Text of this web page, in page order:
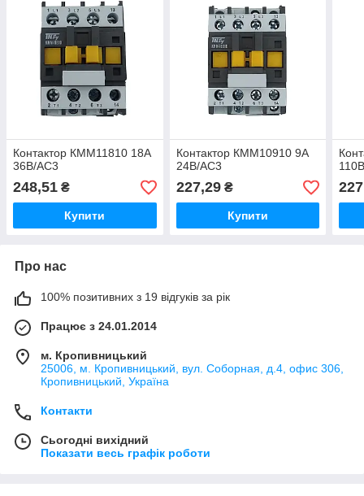
Контактор КММ11810 18А
36В/АС3
248,51 ₴
Купити
Контактор КММ10910 9А
24В/АС3
227,29₴
Купити
Про нас
100% позитивних з 19 відгуків за рік
Працює з 24.01.2014
м. Кропивницький
25006, м. Кропивницький, вул. Соборная, д.4, офис 306,
Кропивницький, Україна
Контакти
Сьогодні вихідний
Показати весь графік роботи